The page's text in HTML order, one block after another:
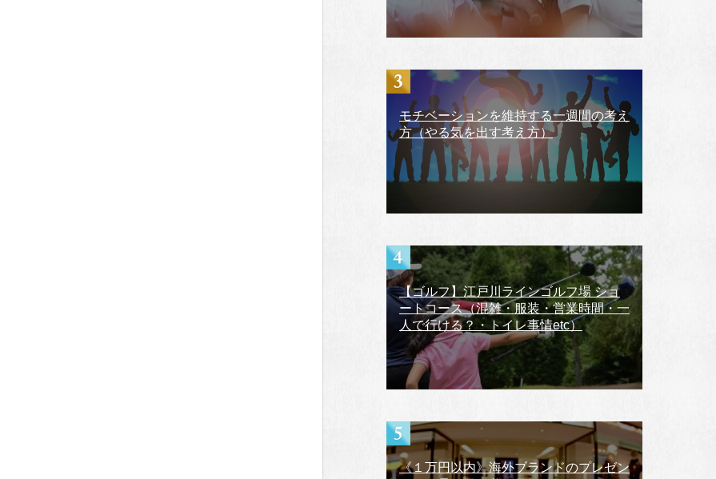
モチベーションを維持する一週間の考え
方（やる気を出す考え方）
【ゴルフ】江戸川ラインゴルフ場 ショ
ートコース（混雑・服装・営業時間・一
人で行ける？・トイレ事情etc）
《１万円以内》海外ブランドのプレゼン